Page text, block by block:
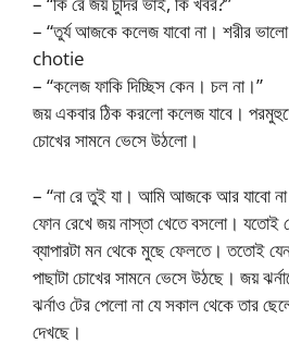
– “তুর্য আজকে কলেজ যাবো না। শরীর
chotie
– “কলেজ ফাকি দিচ্ছিস কেন। চল না।”
জয় একবার ঠিক করলো কলেজ যাবে।
চোখের সামনে ভেসে উঠলো।
– “না রে তুই যা। আমি আজকে আর
ফোন রেখে জয় নাস্তা খেতে বসলো। যতোই
ব্যাপারটা মন থেকে মুছে ফেলতে। ততোই
পাছাটা চোখের সামনে ভেসে উঠছে। জয়
ঝর্নাও টের পেলো না যে সকাল থেকে তার
দেখছে।